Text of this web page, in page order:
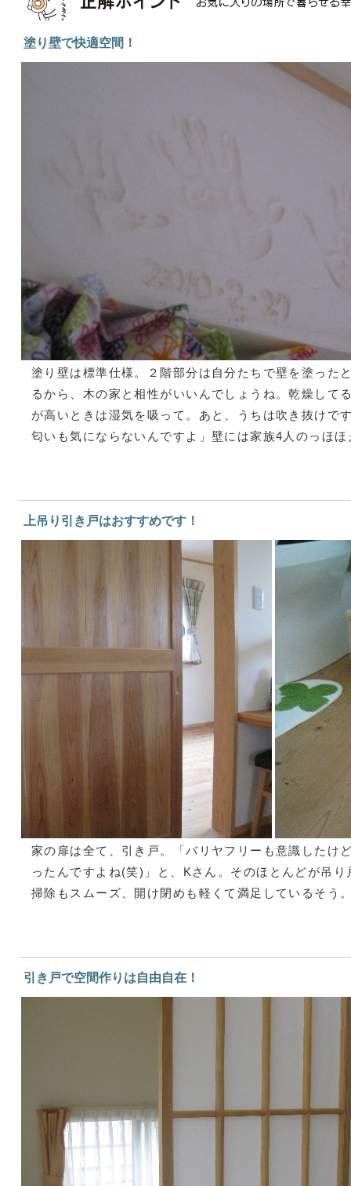
塗り壁で快適空間！
塗り壁は標準仕様。２階部分は自分たちで壁を塗った
るから、木の家と相性がいいんでしょうね。乾燥して
が高いときは湿気を吸って。あと、うちは吹き抜けで
匂いも気にならないんですよ」壁には家族4人のっほ
上吊り引き戸はおすすめです！
家の扉は全て、引き戸。「バリヤフリーも意識したけ
ったんですよね(笑)」と、Kさん。そのほとんどが吊
掃除もスムーズ、開け閉めも軽くて満足しているそう
引き戸で空間作りは自由自在！